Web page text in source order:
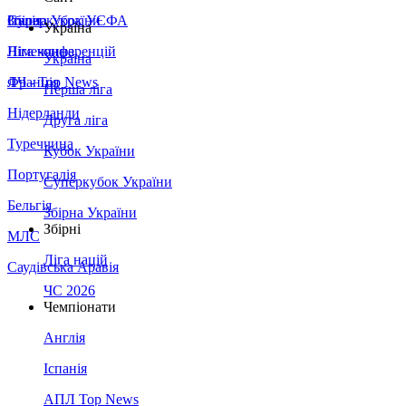
Збірна України
Італія
Німеччина
Франція
Нідерланди
Туреччина
Португалія
Бельгія
МЛС
Саудівська Аравія
Суперкубок УЄФА
Ліга конференцій
ЛЧ - Top News
Україна
Україна
Перша ліга
Друга ліга
Кубок України
Суперкубок України
Збірна України
Збірні
Ліга націй
ЧС 2026
Чемпіонати
Англія
Іспанія
АПЛ Top News